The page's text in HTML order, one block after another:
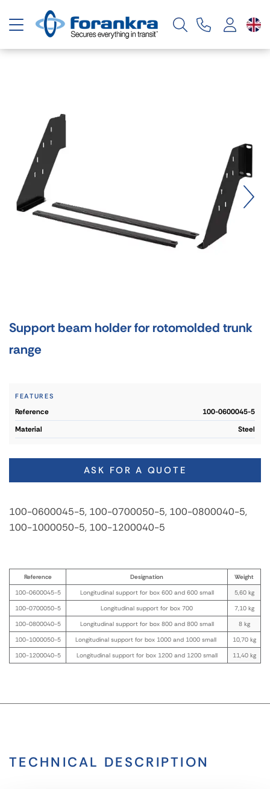
Toggle navigation
Support beam holder for rotomolded trunk
range
FEATURES
reference
100-0600045-5
material
Steel
ASK FOR A QUOTE
100-0600045-5, 100-0700050-5, 100-0800040-5,
100-1000050-5, 100-1200040-5
Reference Designation
Weight
100-0600045-5
Longitudinal support for box 600 and 600 small
5,60 kg
100-0700050-5
Longitudinal support for box 700
7,10 kg
100-0800040-5
Longitudinal support for box 800 and 800 small
8 kg
100-1000050-5
Longitudinal support for box 1000 and 1000 small
10,70 kg
100-1200040-5
Longitudinal support for box 1200 and 1200 small 11,40 kg
TECHNICAL DESCRIPTION